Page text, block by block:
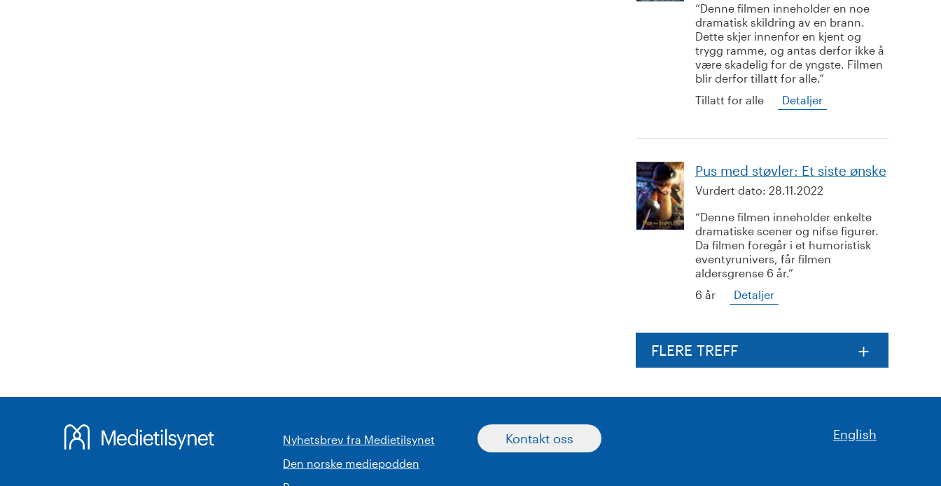
Denne filmen inneholder en noe
dramatisk skildring av en brann.
Dette skjer innenfor en kjent og
trygg ramme, og antas derfor ikke å
være skadelig for de yngste. Filmen
blir derfor tillatt for alle.
Tillatt for alle
Detaljer
Pus med støvler: Et siste ønske
Vurdert dato: 28.11.2022
Denne filmen inneholder enkelte
dramatiske scener og nifse figurer.
Da filmen foregår i et humoristisk
eventyrunivers, får filmen
aldersgrense 6 år.
6 år
Detaljer
FLERE TREFF
Nyhetsbrev fra Medietilsynet
Den norske mediepodden
Kontakt oss English